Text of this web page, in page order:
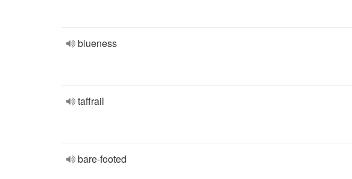
blueness
taffrail
bare-footed